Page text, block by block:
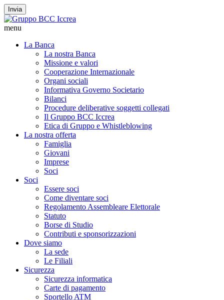
Invia
menu
La Banca
La nostra Banca
Missione e valori
Cooperazione Internazionale
Organi sociali
Informativa Governo Societario
Bilanci
Procedure deliberative soggetti collegati
Il Gruppo BCC Iccrea
Etica di Gruppo e Whistleblowing
La nostra offerta
Famiglia
Giovani
Imprese
Soci
Soci
Essere soci
Come diventare soci
Regolamento Assembleare Elettorale
Statuto
Borse di Studio
Contributi e sponsorizzazioni
Dove siamo
La sede
Le Filiali
Sicurezza
Sicurezza informatica
Carte di pagamento
Sportello ATM